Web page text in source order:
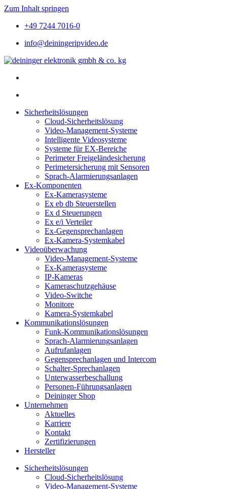
Zum Inhalt springen
+49 7244 7016-0
info@deiningeripvideo.de
Sicherheitslösungen
Cloud-Sicherheitslösung
Video-Management-Systeme
Intelligente Videosysteme
Systeme für EX-Bereiche
Perimeter Freigeländesicherung
Perimetersicherung mit Sensoren
Sprach-Alarmierungsanlagen
Ex-Komponenten
Ex-Kamerasysteme
Ex eb db Steuerstellen
Ex d Steuerungen
Ex e/i Verteiler
Ex-Gegensprechanlagen
Ex-Kamera-Systemkabel
Videoüberwachung
Video-Management-Systeme
Ex-Kamerasysteme
IP-Kameras
Kameraschutzgehäuse
Video-Switche
Monitore
Kamera-Systemkabel
Kommunikationslösungen
Funk-Kommunikationslösungen
Sprach-Alarmierungsanlagen
Aufrufanlagen
Gegensprechanlagen und Intercom
Schalter-Sprechanlagen
Unterwasserbeschallung
Personen-Führungsanlagen
Deininger Shop
Unternehmen
Aktuelles
Karriere
Kontakt
Zertifizierungen
Hersteller
Sicherheitslösungen
Cloud-Sicherheitslösung
Video-Management-Systeme